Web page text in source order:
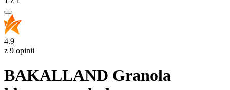
4.9
z 9 opinii
BAKALLAND Granola